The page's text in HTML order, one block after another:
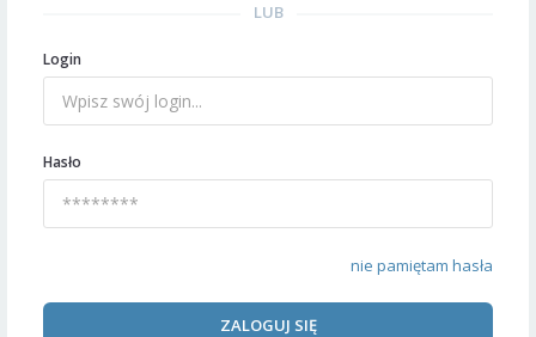
LUB
Login
Hasło
nie pamiętam hasła
ZALOGUJ SIĘ